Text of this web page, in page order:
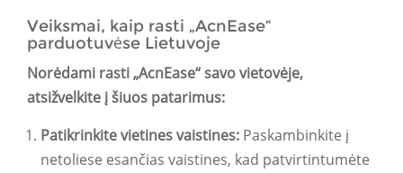
Veiksmai, kaip rasti „AcnEase“
parduotuvėse Lietuvoje
Norėdami rasti „AcnEase“ savo vietovėje,
atsižvelkite į šiuos patarimus:
Patikrinkite vietines vaistines: Paskambinkite į
netoliese esančias vaistines, kad patvirtintumėte